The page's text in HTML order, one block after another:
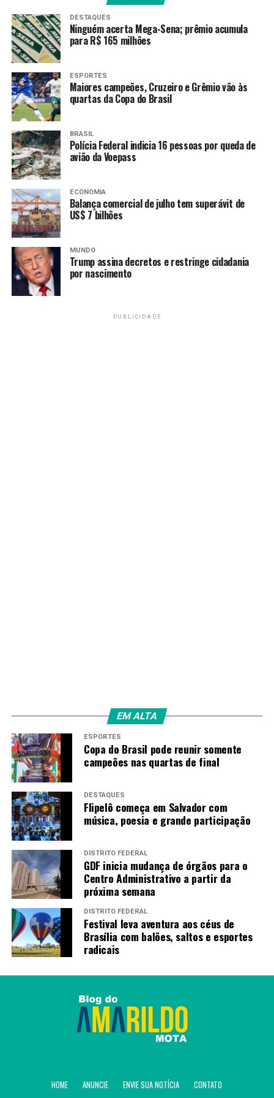
aquáticos, às exportações
de bonsai em meios de
cultivo para os EUA e ao
reconhecimento da
província de Shandong
como área livre de gripe
aviária”, disse o ministério.
“O lado chinês também promoverá ativamente a
resolução das preocupações dos EUA em relação ao
registro de instalações de carne bovina e às
exportações de carne de aves de alguns estados
norte-americanos para a China”, acrescentou.
O ministério não identificou as empresas, nem forneceu
detalhes sobre volumes, valores ou cronogramas.
DESTAQUES
Ninguém acerta Mega-Sena; prêmio acumula
para R$ 165 milhões
ESPORTES
Maiores campeões, Cruzeiro e Grêmio vão às
quartas da Copa do Brasil
BRASIL
Polícia Federal indicia 16 pessoas por queda de
avião da Voepass
ECONOMIA
Balança comercial de julho tem superávit de
US$ 7 bilhões
MUNDO
Trump assina decretos e restringe cidadania
por nascimento
PUBLICIDADE
EM ALTA
ESPORTES
Copa do Brasil pode reunir somente
campeões nas quartas de final
DESTAQUES
Flipelô começa em Salvador com
música, poesia e grande participação
DISTRITO FEDERAL
GDF inicia mudança de órgãos para o
Centro Administrativo a partir da
próxima semana
DISTRITO FEDERAL
Festival leva aventura aos céus de
Brasília com balões, saltos e esportes
radicais
HOME ANUNCIE ENVIE SUA NOTÍCIA CONTATO